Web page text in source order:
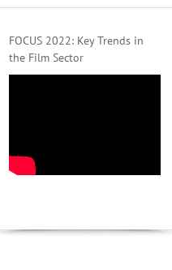
FOCUS 2022: Key Trends in
the Film Sector